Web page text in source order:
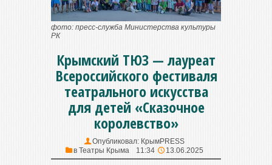
фото: пресс-служба Министерства культуры
РК
Крымский ТЮЗ — лауреат
Всероссийского фестиваля
театрального искусства
для детей «Сказочное
королевство»
Опубликовал: КрымPRESS
в Театры Крыма 11:34 13.06.2025